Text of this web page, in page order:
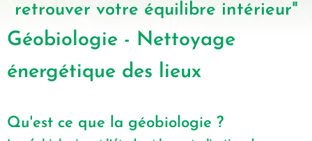
retrouver votre équilibre intérieur"
Géobiologie - Nettoyage
énergétique des lieux
Qu'est ce que la géobiologie ?